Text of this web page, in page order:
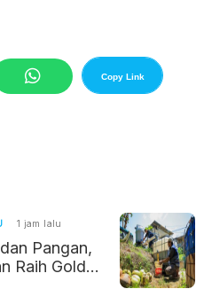
Copy Link
1 jam lalu
Pangan,
Raih Gold